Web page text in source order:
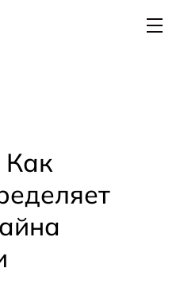
Как